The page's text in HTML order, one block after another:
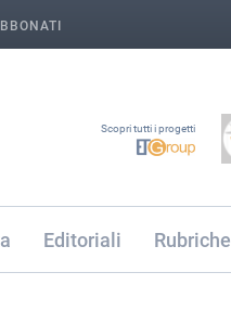
Scopri tutti i progetti
Editoriali Rubriche